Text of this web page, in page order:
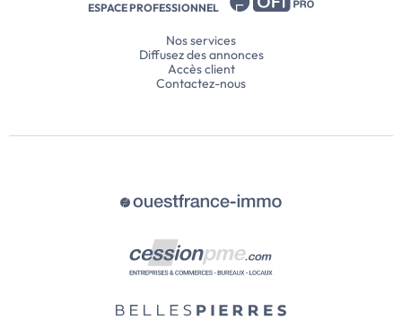
ESPACE PROFESSIONNEL
Nos services
Diffusez des annonces
Accès client
Contactez-nous